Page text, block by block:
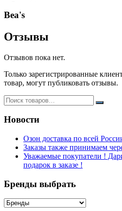
Bea's
Отзывы
Отзывов пока нет.
Только зарегистрированные
товар, могут публиковать отзывы.
Новости
Озон доставка по всей
Заказы также принимаем
Уважаемые покупатели !
подарок в заказе !
Бренды выбрать